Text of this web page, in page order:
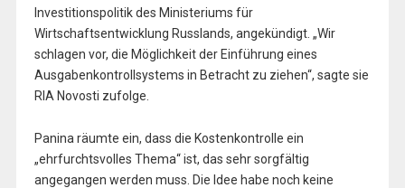
Investitionspolitik des Ministeriums für
Wirtschaftsentwicklung Russlands, angekündigt. „Wir
schlagen vor, die Möglichkeit der Einführung eines
Ausgabenkontrollsystems in Betracht zu ziehen“, sagte sie
RIA Novosti zufolge.
Panina räumte ein, dass die Kostenkontrolle ein
„ehrfurchtsvolles Thema“ ist, das sehr sorgfältig
angegangen werden muss. Die Idee habe noch keine